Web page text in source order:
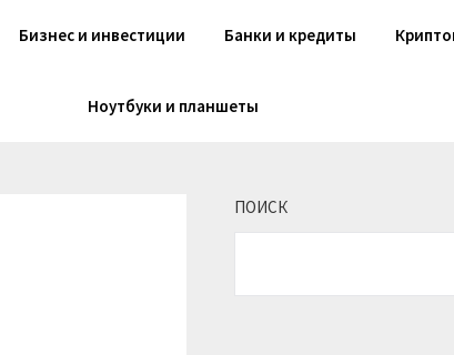
Бизнес и инвестиции Банки и кредиты
Ноутбуки и планшеты
ПОИСК